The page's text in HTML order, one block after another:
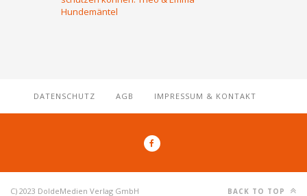
Hundemäntel
DATENSCHUTZ AGB IMPRESSUM & KONTAKT
C) 2023 DoldeMedien Verlag GmbH BACK TO TOP